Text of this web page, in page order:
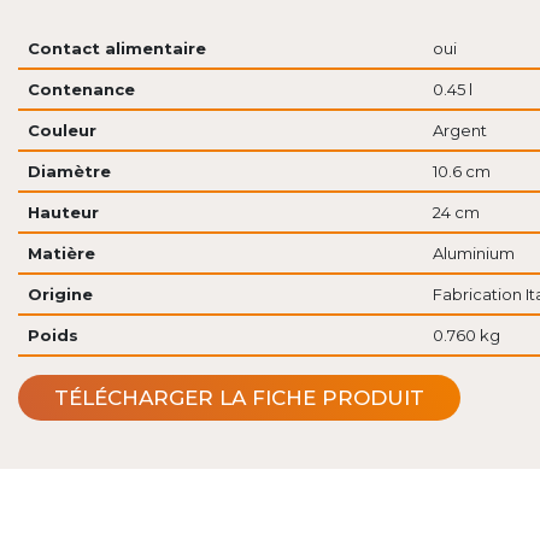
Contact alimentaire oui
Contenance 0.45 l
Couleur Argent
Diamètre 10.6 cm
Hauteur 24 cm
Matière Aluminium
Origine Fabrication
Poids 0.760 kg
TÉLÉCHARGER LA FICHE PRODUIT